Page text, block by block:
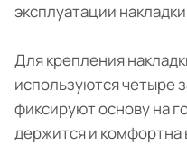
эксплуатации
Для крепления
используются четыре
фиксируют основу на
держится и комфортна